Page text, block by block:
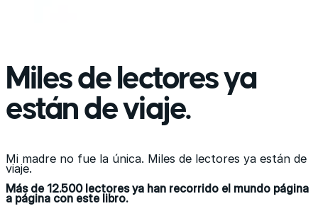
Miles de lectores ya
están de viaje.
Mi madre no fue la única. Miles de lectores ya están de
viaje.
Más de 12.500 lectores ya han recorrido el mundo página
a página con este libro.